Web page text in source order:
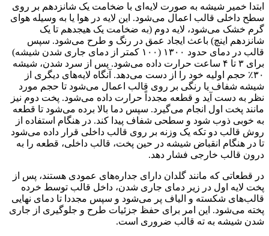
ابتدا خمیر شیشه به صورت لایه‌ای با ضخامت یک شانزدهم بر روی
سطح داخلی قالب اعمال می‌شود. این لایه در هوا یا به وسیله هوای
گرم خشک می‌شود، لایه دوم (به ضخامت یک هیجدهم تا یک
شانزدهم اینچ) باعث ایجاد عمق در رنگ و طرح می‌شود. سپس
قالب در دمای حدود ۱۳۰۰ (۱۰۰ کمتر از دمای جاری شدن شیشه)
برای ۳ تا ۴ ساعت حرارت داده می‌شود. پس از سرد شدن، شیشه
۳۰٪ حجم اولیه خود را از دست می‌دهد. آنگاه لایه‌های دیگری از
شیشه شفاف یا رنگی بر روی قالب اعمال می‌شود تا حجم مورد
نظر به دست آید و قطعه مجدداً حرارت داده می‌شود. پخت دوم نیز
مانند پخت اول انجام می‌گیرد. سپس دما بالا برده می‌شود تا قطعه
به خوبی ذوب شود و سطحی شفاف پیدا کند. در هنگام استفاده از
روش قالب دو تکه یک وزنه بر روی قالب داخلی قرار داده می‌شود
تا در هنگام انقباض شیشه در حین پخت، قالب داخلی، قطعه را به
درون قالب خارجی فشار دهد.
در قطعاتی که مانند گلدان دارای جداره‌های عمودی هستند، پس از
پخت لایه اول در زیر دمای جاری شدن، داخل قالب توسط خرده
قالب‌های شکسته و الیاف پر می‌شود و سپس مجددا تا دمای نهایی
پخته می‌شود. این امر برای حفظ جزئیات طرح و جلوگیری از جاری
شدن شیشه به ته قالب ضروری است.